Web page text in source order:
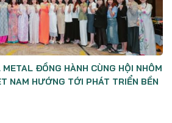
ĐỒNG HÀNH CÙNG HỘI NHÔM
NAM HƯỚNG TỚI PHÁT TRIỂN BỀN